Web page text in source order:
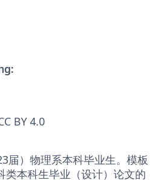
BY 4.0
届）物理系本科毕业生。模板
类本科生毕业（设计）论文的